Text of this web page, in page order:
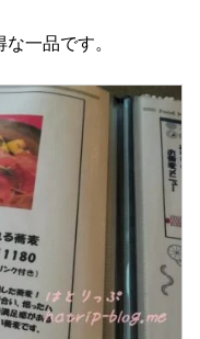
一品です。